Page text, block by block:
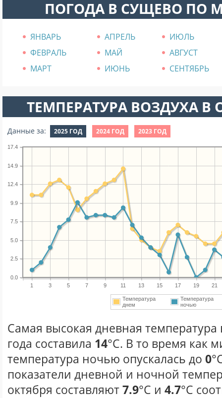
ПОГОДА В СУЩЕВО ПО
ЯНВАРЬ АПРЕЛЬ
ИЮЛЬ
ФЕВРАЛЬ
МАЙ
АВГУСТ
МАРТ
ИЮНЬ СЕНТЯБРЬ
ТЕМПЕРАТУРА ВОЗДУХА В
Данные за: 2025 ГОД 2024 ГОД 2023 ГОД
1 3 5 7 9 11 13 15 17 19 21
0.0
2.5
5.0
7.5
9.9
12.4
14.9
17.4
Температура
днем
Температура
ночью
Самая высокая дневная температура
года составила 14°С. В то время как
температура ночью опускалась до 0
показатели дневной и ночной
октября составляют7.9°С и 4.7°С